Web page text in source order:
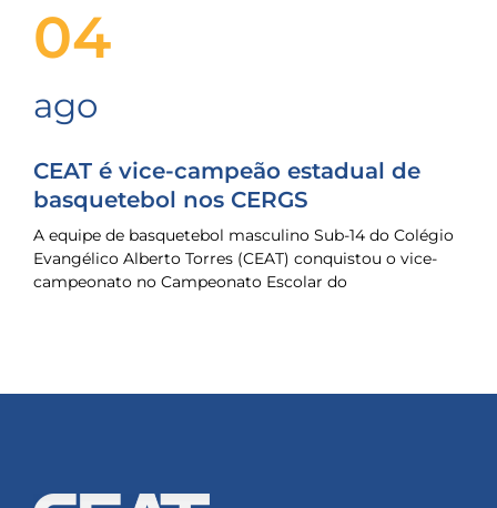
04
ago
CEAT é vice-campeão estadual de
basquetebol nos CERGS
A equipe de basquetebol masculino Sub-14 do Colégio
Evangélico Alberto Torres (CEAT) conquistou o vice-
campeonato no Campeonato Escolar do